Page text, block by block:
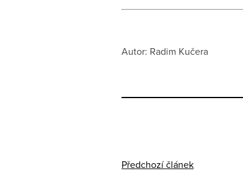
Autor: Radim Kučera
Předchozí článek